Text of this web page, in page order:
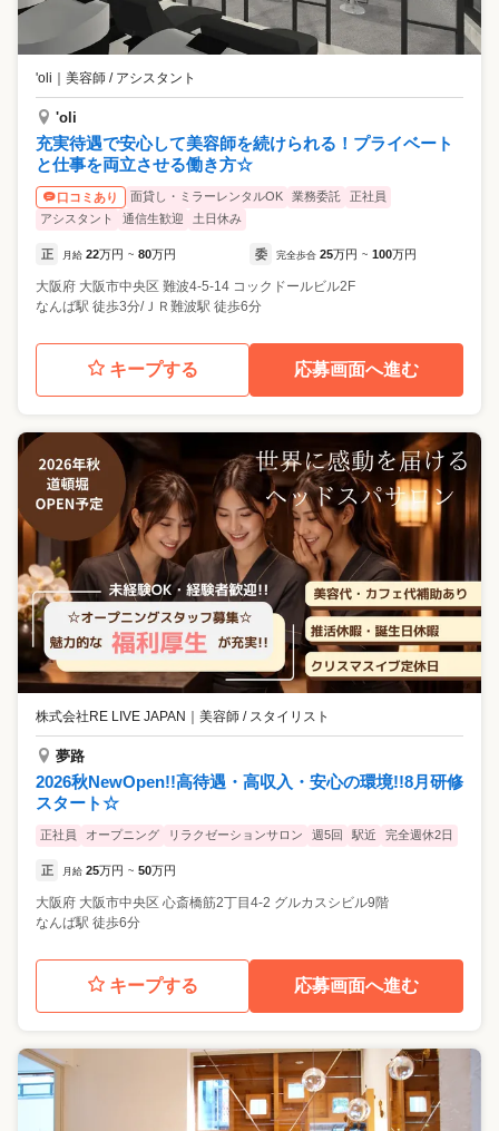
'oli ｜ 美容師 / アシスタント
'oli
充実待遇で安心して美容師を続けられる！プライベート
と仕事を両立させる働き方☆
口コミあり 面貸し・ミラーレンタルOK 業務委託
正社員
アシスタント
通信生歓迎 土日休み
正 月給 22万円 ~ 80万円 委 完全歩合 25万円 ~ 100万円
大阪府 大阪市中央区 難波4-5-14 コックドールビル2F
なんば駅 徒歩3分/ＪＲ難波駅 徒歩6分
キープする 応募画面へ進む
株式会社RE LIVE JAPAN ｜ 美容師 / スタイリスト
夢路
2026秋NewOpen!!高待遇・高収入・安心の環境!!8月研修
スタート☆
正社員 オープニング リラクゼーションサロン 週5回 駅近 完全週休2日
正 月給 25万円 ~ 50万円
大阪府 大阪市中央区 心斎橋筋2丁目4-2 グルカスシビル9階
なんば駅 徒歩6分
キープする 応募画面へ進む